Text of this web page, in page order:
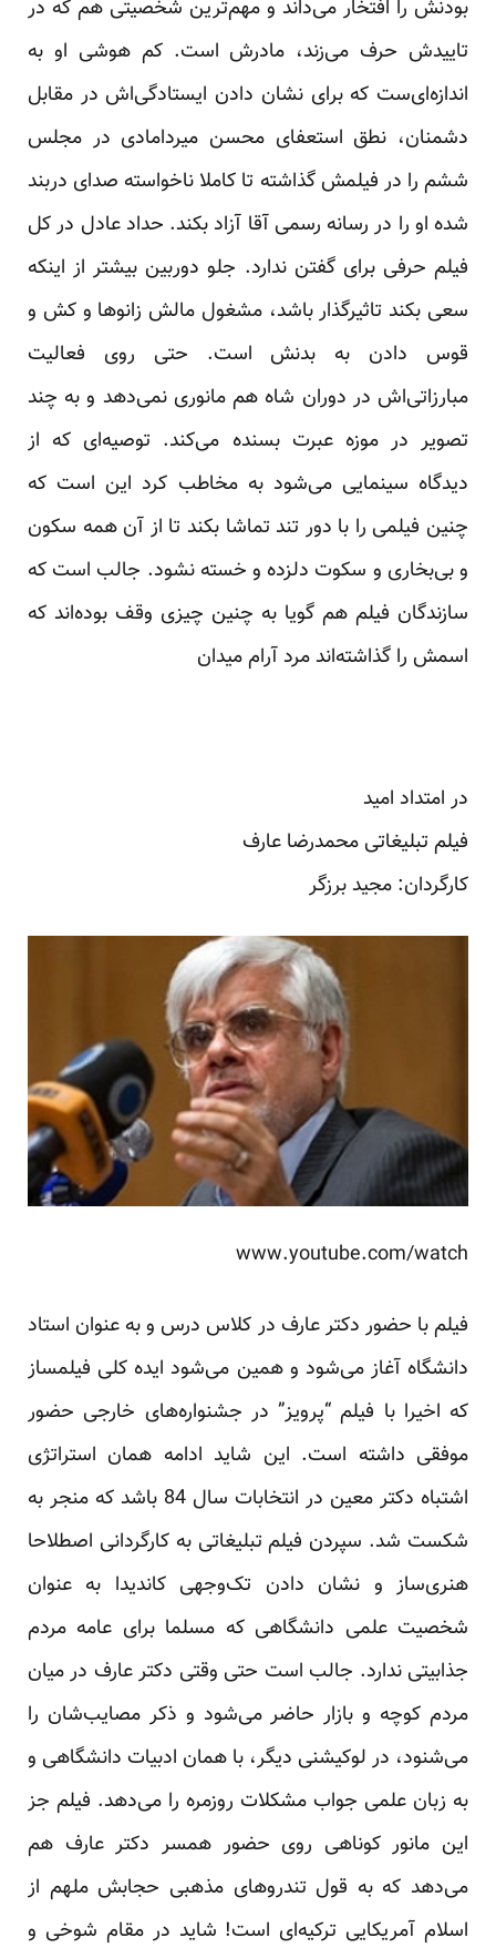
بودنش را افتخار می‌داند و مهم‌ترین شخصیتی هم که در
تاییدش حرف می‌زند، مادرش است. کم هوشی او به
اندازه‌ای‌ست که برای نشان دادن ایستادگی‌اش در مقابل
دشمنان، نطق استعفای محسن میردامادی در مجلس
ششم را در فیلمش گذاشته تا کاملا ناخواسته صدای دربند
شده او را در رسانه رسمی آقا آزاد بکند. حداد عادل در کل
فیلم حرفی برای گفتن ندارد. جلو دوربین بیشتر از اینکه
سعی بکند تاثیرگذار باشد، مشغول مالش زانوها و کش و
قوس دادن به بدنش است. حتی روی فعالیت
مبارزاتی‌اش در دوران شاه هم مانوری نمی‌دهد و به چند
تصویر در موزه عبرت بسنده می‌کند. توصیه‌ای که از
دیدگاه سینمایی می‌شود به مخاطب کرد این است که
چنین فیلمی را با دور تند تماشا بکند تا از آن همه سکون
و بی‌بخاری و سکوت دلزده و خسته نشود. جالب است که
سازندگان فیلم هم گویا به چنین چیزی وقف بوده‌اند که
اسمش را گذاشته‌اند مرد آرام میدان
در امتداد امید
فیلم تبلیغاتی محمدرضا عارف
کارگردان: مجید برزگر
www.youtube.com/watch
فیلم با حضور دکتر عارف در کلاس درس و به عنوان استاد
دانشگاه آغاز می‌شود و همین می‌شود ایده کلی فیلمساز
که اخیرا با فیلم “پرویز” در جشنواره‌های خارجی حضور
موفقی داشته است. این شاید ادامه همان استراتژی
اشتباه دکتر معین در انتخابات سال 84 باشد که منجر به
شکست شد. سپردن فیلم تبلیغاتی به کارگردانی اصطلاحا
هنری‌ساز و نشان دادن تک‌وجهی کاندیدا به عنوان
شخصیت علمی دانشگاهی که مسلما برای عامه مردم
جذابیتی ندارد. جالب است حتی وقتی دکتر عارف در میان
مردم کوچه و بازار حاضر می‌شود و ذکر مصایب‌شان را
می‌شنود، در لوکیشنی دیگر، با همان ادبیات دانشگاهی و
به زبان علمی جواب مشکلات روزمره را می‌دهد. فیلم جز
این مانور کوناهی روی حضور همسر دکتر عارف هم
می‌دهد که به قول تندروهای مذهبی حجابش ملهم از
اسلام آمریکایی ترکیه‌ای است! شاید در مقام شوخی و